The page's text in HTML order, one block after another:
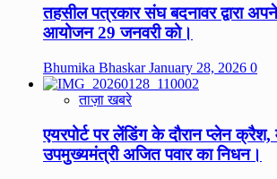
तहसील पत्रकार संघ बदनावर द्वारा
आयोजन 29 जनवरी को।
Bhumika BhaskarJanuary 28, 2026 0
ताज़ा खबरे
एयरपोर्ट पर लेंडिंग के दौरान प्लेन क्रैश,
उपमुख्यमंत्री अजित पवार का निधन।